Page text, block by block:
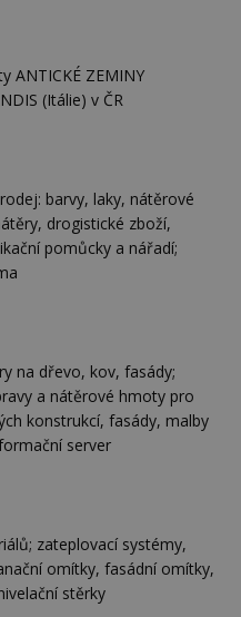
ANTICKÉ ZEMINY
(Itálie) v ČR
barvy, laky, nátěrové
drogistické zboží,
pomůcky a nářadí;
na dřevo, kov, fasády;
a nátěrové hmoty pro
konstrukcí, fasády, malby
server
zateplovací systémy,
omítky, fasádní omítky,
stěrky